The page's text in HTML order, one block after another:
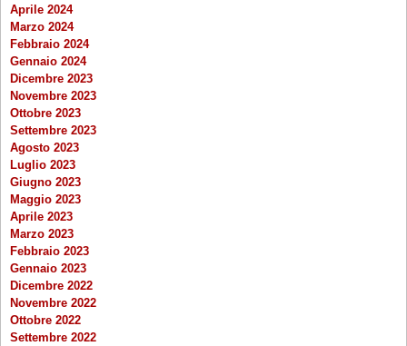
Aprile 2024
Marzo 2024
Febbraio 2024
Gennaio 2024
Dicembre 2023
Novembre 2023
Ottobre 2023
Settembre 2023
Agosto 2023
Luglio 2023
Giugno 2023
Maggio 2023
Aprile 2023
Marzo 2023
Febbraio 2023
Gennaio 2023
Dicembre 2022
Novembre 2022
Ottobre 2022
Settembre 2022